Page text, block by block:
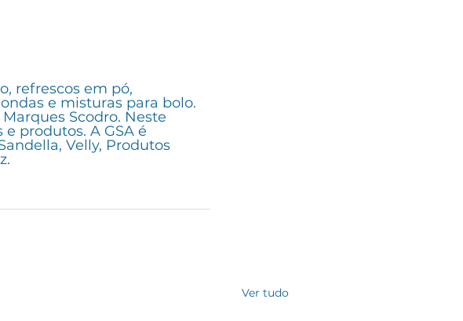
refrescos em pó,
e misturas para bolo.
Scodro. Neste
produtos. A GSA é
Velly, Produtos
Ver tudo